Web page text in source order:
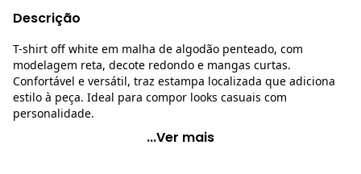
Descrição
T-shirt off white em malha de algodão penteado, com
modelagem reta, decote redondo e mangas curtas.
Confortável e versátil, traz estampa localizada que adiciona
estilo à peça. Ideal para compor looks casuais com
personalidade.
Quintess - Blusa Off White em Malha de Algodão
...Ver mais